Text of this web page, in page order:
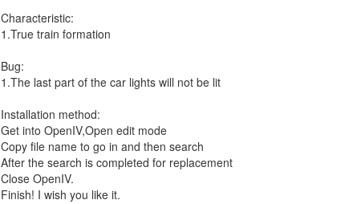
Characteristic:
1.True train formation
Bug:
1.The last part of the car lights will not be lit
Installation method:
Get into OpenIV,Open edit mode
Copy file name to go in and then search
After the search is completed for replacement
Close OpenIV.
Finish! I wish you like it.